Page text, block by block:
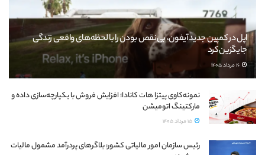
اپل در کمپین جدید آیفون، بی‌نقص بودن را با لحظه‌های واقعی زندگی
جایگزین کرد
نمونه‌کاوی پیتزا هات کانادا؛ افزایش فروش با یکپارچه‌سازی داده و
مارکتینگ اتومیشن
رئیس سازمان امور مالیاتی کشور: بلاگرهای پردرآمد مشمول مالیات